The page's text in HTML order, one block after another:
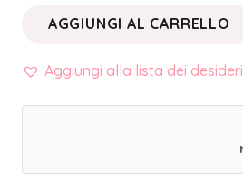
DROP
05
AGGIUNGI AL CARRELLO
Aggiungi alla lista dei desideri